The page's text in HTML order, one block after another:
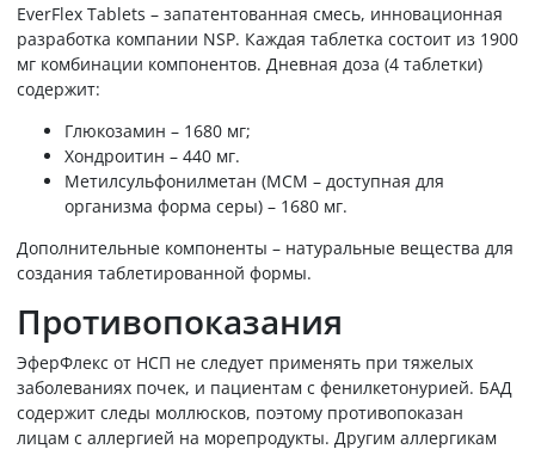
EverFlex Tablets – запатентованная смесь, инновационная
разработка компании NSP. Каждая таблетка состоит из 1900
мг комбинации компонентов. Дневная доза (4 таблетки)
содержит:
Глюкозамин – 1680 мг;
Хондроитин – 440 мг.
Метилсульфонилметан (МСМ – доступная для
организма форма серы) – 1680 мг.
Дополнительные компоненты – натуральные вещества для
создания таблетированной формы.
Противопоказания
ЭферФлекс от НСП не следует применять при тяжелых
заболеваниях почек, и пациентам с фенилкетонурией. БАД
содержит следы моллюсков, поэтому противопоказан
лицам с аллергией на морепродукты. Другим аллергикам